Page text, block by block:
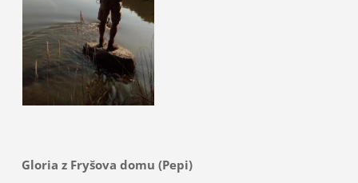
Gloria z Fryšova domu (Pepi)